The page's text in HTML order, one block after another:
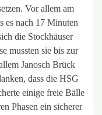
Vor allem am
es nach 17 Minuten
die Stockhäuser
mussten sie bis zur
Janosch Brück
dass die HSG
einige freie Bälle
Phasen ein sicherer